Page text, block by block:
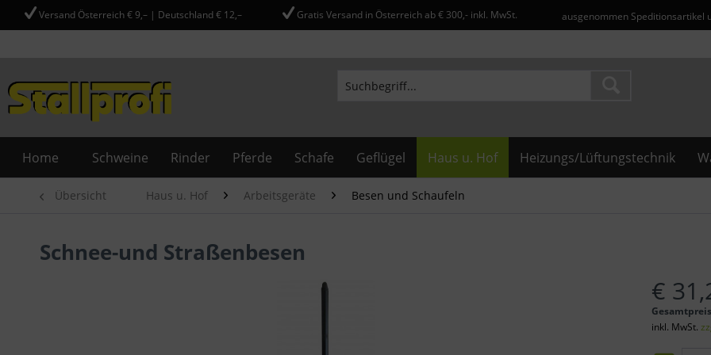
Versand Österreich € 9,– | Deutschland € 12,– Gratis Versand in Österreich ab € 300,- inkl. MwSt. ausgenommen Speditionsartikel
Home Schweine Rinder Pferde Schafe Geflügel Haus u. Hof Heizungs/Lüftungstechnik
Übersicht Haus u. Hof Arbeitsgeräte Besen und Schaufeln
Schnee-und Straßenbesen
€
inkl. MwSt.